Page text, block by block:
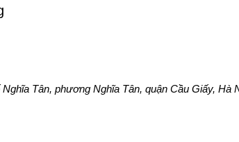
Tân, phương Nghĩa Tân, quận Cầu Giấy, Hà